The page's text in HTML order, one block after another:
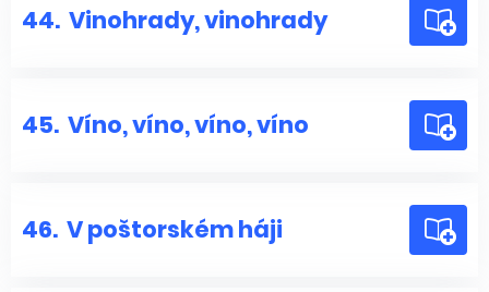
44. Vinohrady, vinohrady
45. Víno, víno, víno, víno
46. V poštorském háji